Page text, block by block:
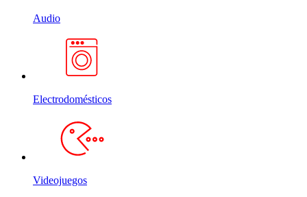
Audio
Electrodomésticos
Videojuegos